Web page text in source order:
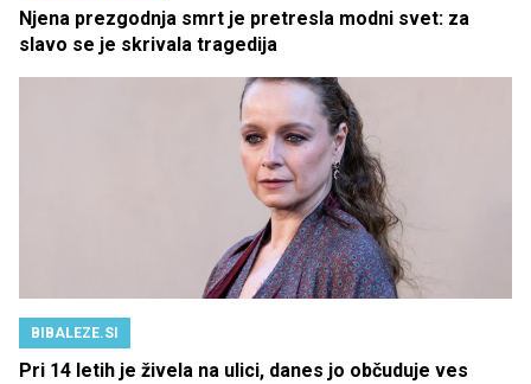
Njena prezgodnja smrt je pretresla modni svet: za
slavo se je skrivala tragedija
BIBALEZE.SI
Pri 14 letih je živela na ulici, danes jo občuduje ves